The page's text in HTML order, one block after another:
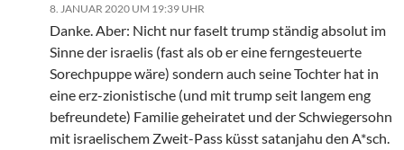
8. JANUAR 2020 UM 19:39 UHR
Danke. Aber: Nicht nur faselt trump ständig absolut im
Sinne der israelis (fast als ob er eine ferngesteuerte
Sorechpuppe wäre) sondern auch seine Tochter hat in
eine erz-zionistische (und mit trump seit langem eng
befreundete) Familie geheiratet und der Schwiegersohn
mit israelischem Zweit-Pass küsst satanjahu den A*sch.